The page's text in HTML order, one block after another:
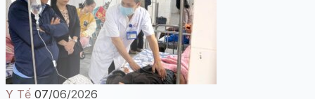
Y Tế 07/06/2026